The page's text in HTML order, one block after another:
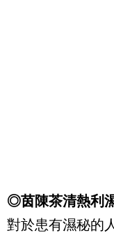
◎茵陳茶清熱利
對於患有濕秘的